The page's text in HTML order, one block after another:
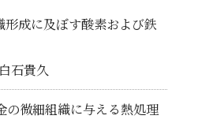
成に及ぼす酸素および鉄
石貴久
微細組織に与える熱処理